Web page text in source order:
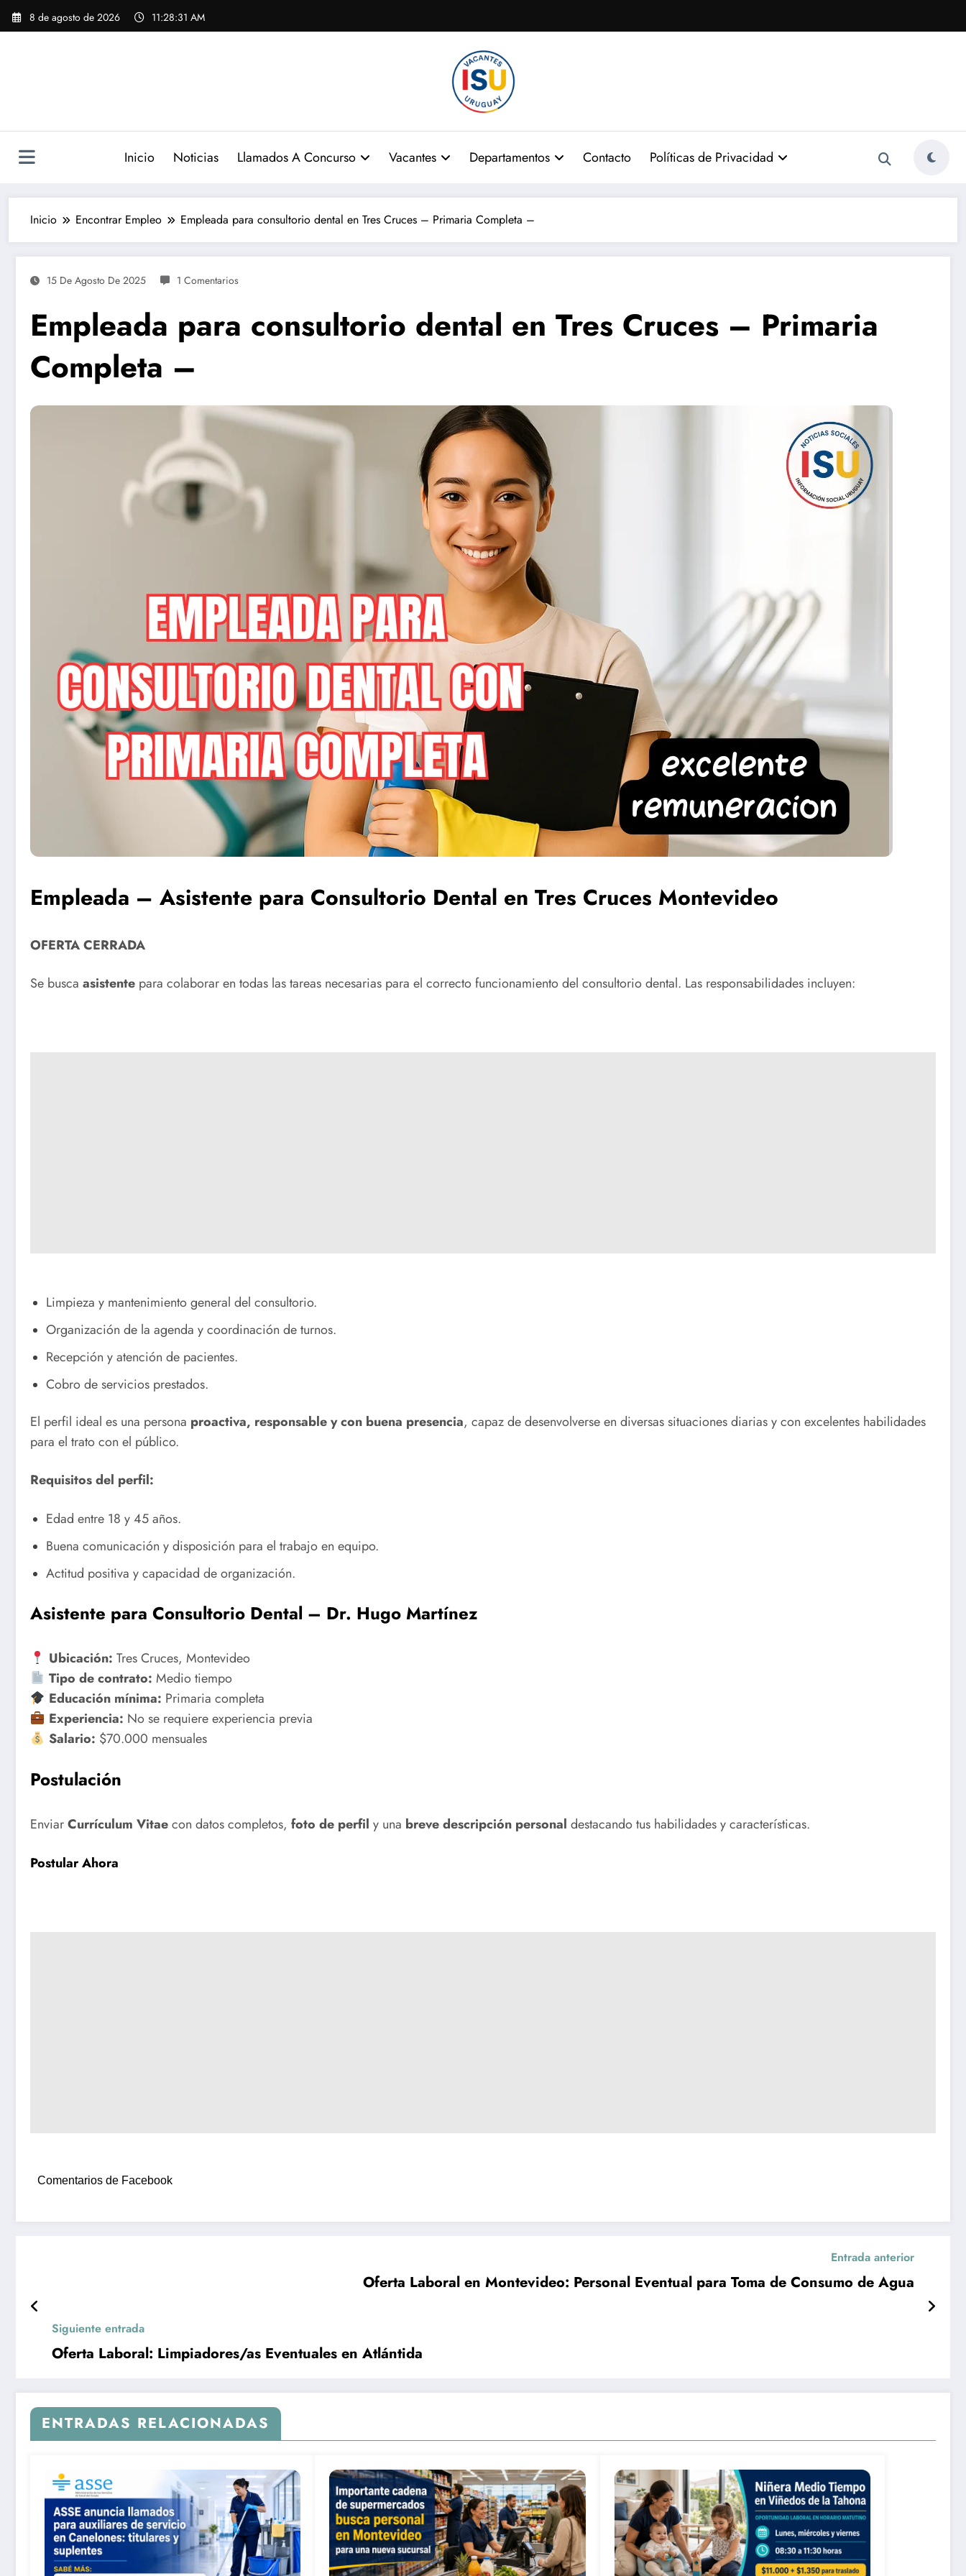
Saltar
8 de agosto de 2026 11:28:32 AM
Inicio Noticias Llamados A Concurso Vacantes Departamentos Contacto Políticas de Privacidad
Inicio Encontrar Empleo Empleada para consultorio dental en Tres Cruces – Primaria Completa –
15 De Agosto De 2025 1 Comentarios
Empleada para consultorio dental en Tres Cruces – Primaria
Completa –
Empleada – Asistente para Consultorio Dental en Tres Cruces Montevideo
OFERTA CERRADA
Se busca asistente para colaborar en todas las tareas necesarias para el correcto funcionamiento del consultorio dental. Las responsabilidades incluyen:
Limpieza y mantenimiento general del consultorio.
Organización de la agenda y coordinación de turnos.
Recepción y atención de pacientes.
Cobro de servicios prestados.
El perfil ideal es una persona proactiva, responsable y con buena presencia, capaz de desenvolverse en diversas situaciones diarias y con excelentes habilidades
para el trato con el público.
Requisitos del perfil:
Edad entre 18 y 45 años.
Buena comunicación y disposición para el trabajo en equipo.
Actitud positiva y capacidad de organización.
Asistente para Consultorio Dental – Dr. Hugo Martínez
Ubicación: Tres Cruces, Montevideo
Tipo de contrato: Medio tiempo
Educación mínima: Primaria completa
Experiencia: No se requiere experiencia previa
Salario: $70.000 mensuales
Postulación
EnviarCurrículum Vitaecon datos completos, foto de perfil y una breve descripción personal destacando tus habilidades y características.
Postular Ahora
Comentarios de Facebook
Entrada anterior
Oferta Laboral en Montevideo: Personal Eventual para Toma de Consumo de Agua
Siguiente entrada
Oferta Laboral: Limpiadores/as Eventuales en Atlántida
ENTRADAS RELACIONADAS